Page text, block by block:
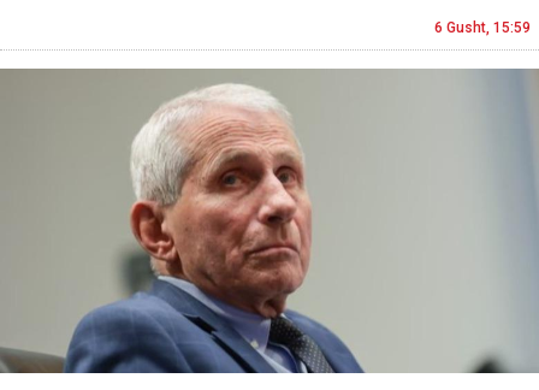
6 Gusht, 15:59